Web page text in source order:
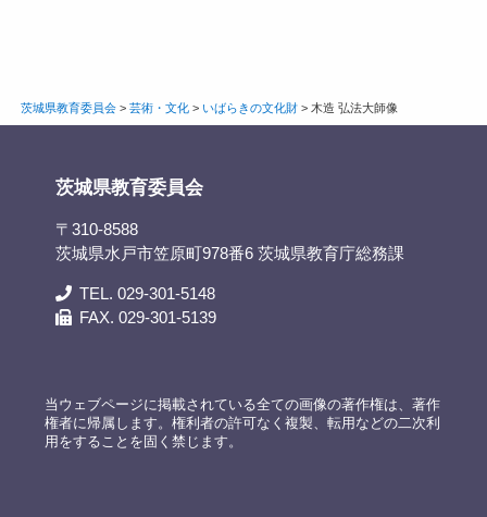
茨城県教育委員会> 芸術・文化> いばらきの文化財> 木造 弘法大師像
茨城県教育委員会
〒310-8588
茨城県水戸市笠原町978番6 茨城県教育庁総務課
TEL. 029-301-5148
FAX. 029-301-5139
当ウェブページに掲載されている全ての画像の著作権は、著作
権者に帰属します。権利者の許可なく複製、転用などの二次利
用をすることを固く禁じます。